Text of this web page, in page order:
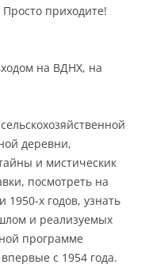
Просто приходите!
на ВДНХ, на
деревни,
и мистическик
посмотреть на
х годов, узнать
и реализуемых
программе
с 1954 года.